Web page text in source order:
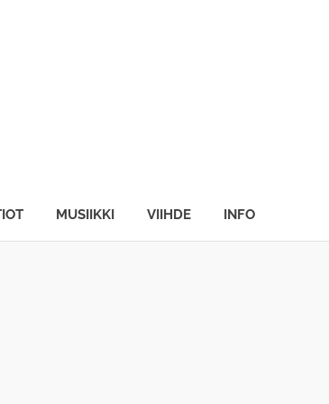
MUSIIKKI VIIHDE INFO